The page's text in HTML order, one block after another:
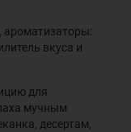
ароматизаторы:
вкуса и
для
мучным
десертам,